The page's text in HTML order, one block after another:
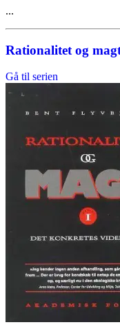
...
Rationalitet og
Gå til serien